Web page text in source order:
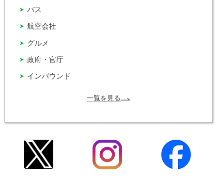
インバウンド
グルメ
バス
政府・官庁
航空会社
一覧を見る